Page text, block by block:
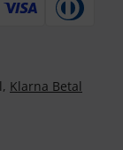
Klarna Betal